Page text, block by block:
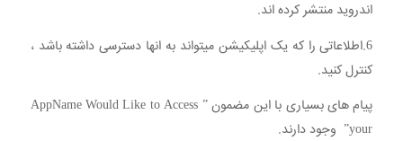
اندروید منتشر کرده اند.
6.اطلاعاتی را که یک اپلیکیشن میتواند به انها دسترسی داشته باشد ،
کنترل کنید.
پیام های بسیاری با این مضمون ” AppName Would Like to Access
your” وجود دارند.